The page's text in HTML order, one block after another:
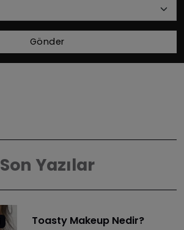
Gönder
Son Yazılar
Toasty Makeup Nedir?